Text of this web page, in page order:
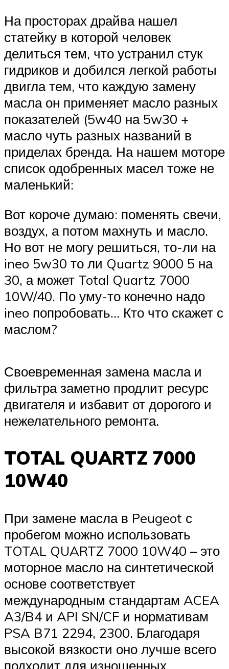
На просторах драйва нашел
статейку в которой человек
делиться тем, что устранил стук
гидриков и добился легкой работы
двигла тем, что каждую замену
масла он применяет масло разных
показателей (5w40 на 5w30 +
масло чуть разных названий в
приделах бренда. На нашем моторе
список одобренных масел тоже не
маленький:
Вот короче думаю: поменять свечи,
воздух, а потом махнуть и масло.
Но вот не могу решиться, то-ли на
ineo 5w30 то ли Quartz 9000 5 на
30, а может Total Quartz 7000
10W/40. По уму-то конечно надо
ineo попробовать… Кто что скажет с
маслом?
Своевременная замена масла и
фильтра заметно продлит ресурс
двигателя и избавит от дорогого и
нежелательного ремонта.
TOTAL QUARTZ 7000
10W40
При замене масла в Peugeot с
пробегом можно использовать
TOTAL QUARTZ 7000 10W40 – это
моторное масло на синтетической
основе соответствует
международным стандартам ACEA
A3/B4 и API SN/CF и нормативам
PSA B71 2294, 2300. Благодаря
высокой вязкости оно лучше всего
подходит для изношенных